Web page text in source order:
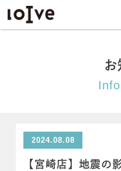
お
2024.08.08
【宮崎店】地震の